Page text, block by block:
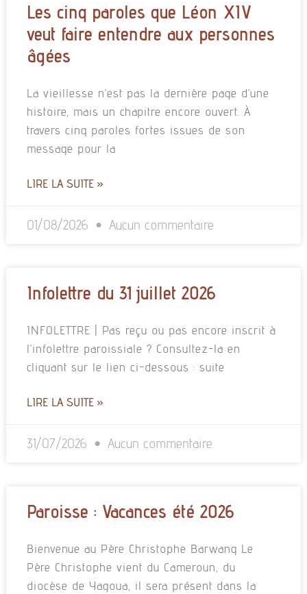
Les cinq paroles que Léon XIV
veut faire entendre aux personnes
âgées
La vieillesse n’est pas la dernière page d’une
histoire, mais un chapitre encore ouvert. À
travers cinq paroles fortes issues de son
message pour la
LIRE LA SUITE »
01/08/2026 Aucun commentaire
Infolettre du 31 juillet 2026
INFOLETTRE | Pas reçu ou pas encore inscrit à
l’infolettre paroissiale ? Consultez-la en
cliquant sur le lien ci-dessous : suite
LIRE LA SUITE »
31/07/2026 Aucun commentaire
Paroisse : Vacances été 2026
Bienvenue au Père Christophe Barwang Le
Père Christophe vient du Cameroun, du
diocèse de Yagoua, il sera présent dans la